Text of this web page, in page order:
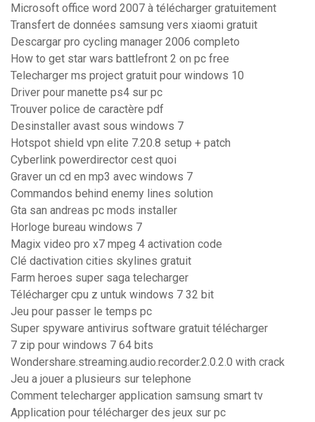
Microsoft office word 2007 à télécharger gratuitement
Transfert de données samsung vers xiaomi gratuit
Descargar pro cycling manager 2006 completo
How to get star wars battlefront 2 on pc free
Telecharger ms project gratuit pour windows 10
Driver pour manette ps4 sur pc
Trouver police de caractère pdf
Desinstaller avast sous windows 7
Hotspot shield vpn elite 7.20.8 setup + patch
Cyberlink powerdirector cest quoi
Graver un cd en mp3 avec windows 7
Commandos behind enemy lines solution
Gta san andreas pc mods installer
Horloge bureau windows 7
Magix video pro x7 mpeg 4 activation code
Clé dactivation cities skylines gratuit
Farm heroes super saga telecharger
Télécharger cpu z untuk windows 7 32 bit
Jeu pour passer le temps pc
Super spyware antivirus software gratuit télécharger
7 zip pour windows 7 64 bits
Wondershare.streaming.audio.recorder.2.0.2.0 with crack
Jeu a jouer a plusieurs sur telephone
Comment telecharger application samsung smart tv
Application pour télécharger des jeux sur pc